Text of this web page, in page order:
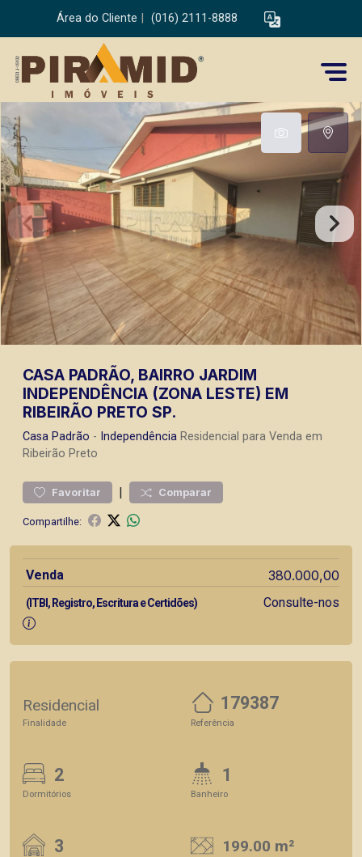
Área do Cliente (016) 2111-8888
CASA PADRÃO, BAIRRO JARDIM
INDEPENDÊNCIA (ZONA LESTE) EM
RIBEIRÃO PRETO SP.
Casa Padrão - Independência Residencial para Venda em
Ribeirão Preto
Favoritar | Comparar
Compartilhe:
Venda 380.000,00
(ITBI, Registro, Escritura e Certidões) Consulte-nos
Residencial
Finalidade
179387
Referência
2
Dormitórios
1
Banheiro
3 199.00 m²